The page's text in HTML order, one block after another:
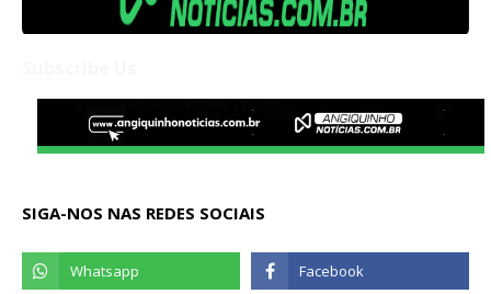
SIGA-NOS NAS REDES SOCIAIS